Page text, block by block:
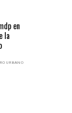
en
la
URBANO